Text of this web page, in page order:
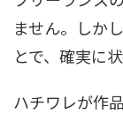
ません。しか
とで、確実に
ハチワレが作